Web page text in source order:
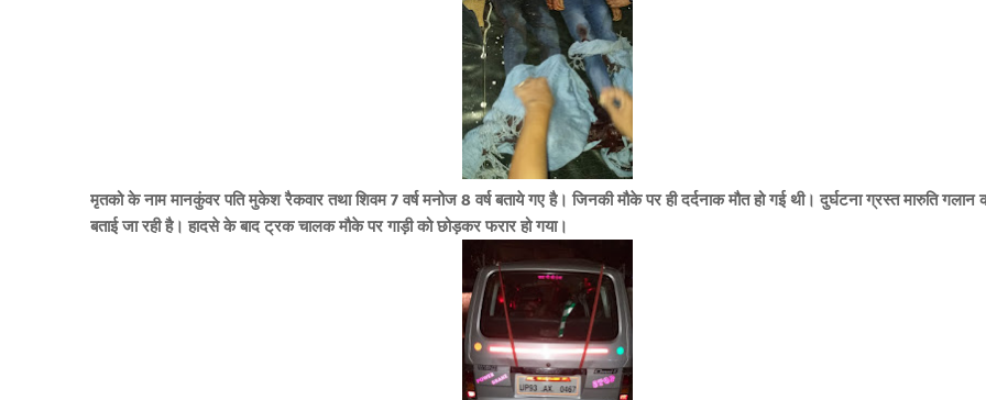
मृतको के नाम मानकुंवर पति मुकेश रैकवार तथा शिवम 7 वर्ष मनोज 8 वर्ष बताये गए है। जिनकी मौके पर ही दर्दनाक मौत हो गई थी। दुर्घटना ग्रस्त मारुति गलान
बताई जा रही है। हादसे के बाद ट्रक चालक मौके पर गाड़ी को छोड़कर फरार हो गया।